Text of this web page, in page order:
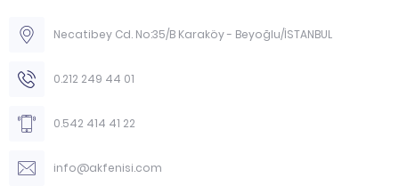
Necatibey Cd. No:35/B Karaköy - Beyoğlu/İSTANBUL
0.212 249 44 01
0.542 414 41 22
info@akfenisi.com